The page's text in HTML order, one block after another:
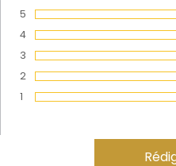
Vote :
5
Vote :
4
Vote :
3
Vote :
2
Vote :
1